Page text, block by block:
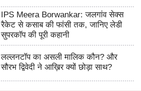
IPS Meera Borwankar: जलगांव सेक्स
रैकेट से कसाब की फांसी तक, जानिए लेडी
सुपरकॉप की पूरी कहानी
लल्लनटॉप का असली मालिक कौन? और
सौरभ द्विवेदी ने आख़िर क्यों छोड़ा साथ?